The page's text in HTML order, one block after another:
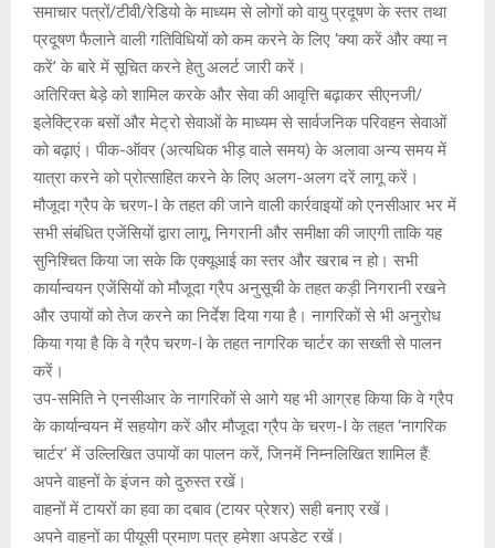
समाचार पत्रों/टीवी/रेडियो के माध्यम से लोगों को वायु प्रदूषण के स्तर तथा
प्रदूषण फैलाने वाली गतिविधियों को कम करने के लिए ‘क्या करें और क्या न
करें’ के बारे में सूचित करने हेतु अलर्ट जारी करें।
अतिरिक्त बेड़े को शामिल करके और सेवा की आवृत्ति बढ़ाकर सीएनजी/
इलेक्ट्रिक बसों और मेट्रो सेवाओं के माध्यम से सार्वजनिक परिवहन सेवाओं
को बढ़ाएं। पीक-ऑवर (अत्यधिक भीड़ वाले समय) के अलावा अन्य समय में
यात्रा करने को प्रोत्साहित करने के लिए अलग-अलग दरें लागू करें।
मौजूदा ग्रैप के चरण-I के तहत की जाने वाली कार्रवाइयों को एनसीआर भर में
सभी संबंधित एजेंसियों द्वारा लागू, निगरानी और समीक्षा की जाएगी ताकि यह
सुनिश्चित किया जा सके कि एक्यूआई का स्तर और खराब न हो। सभी
कार्यान्वयन एजेंसियों को मौजूदा ग्रैप अनुसूची के तहत कड़ी निगरानी रखने
और उपायों को तेज करने का निर्देश दिया गया है। नागरिकों से भी अनुरोध
किया गया है कि वे ग्रैप चरण-I के तहत नागरिक चार्टर का सख्ती से पालन
करें।
उप-समिति ने एनसीआर के नागरिकों से आगे यह भी आग्रह किया कि वे ग्रैप
के कार्यान्वयन में सहयोग करें और मौजूदा ग्रैप के चरण-I के तहत ‘नागरिक
चार्टर’ में उल्लिखित उपायों का पालन करें, जिनमें निम्नलिखित शामिल हैं:
अपने वाहनों के इंजन को दुरुस्त रखें।
वाहनों में टायरों का हवा का दबाव (टायर प्रेशर) सही बनाए रखें।
अपने वाहनों का पीयूसी प्रमाण पत्र हमेशा अपडेट रखें।